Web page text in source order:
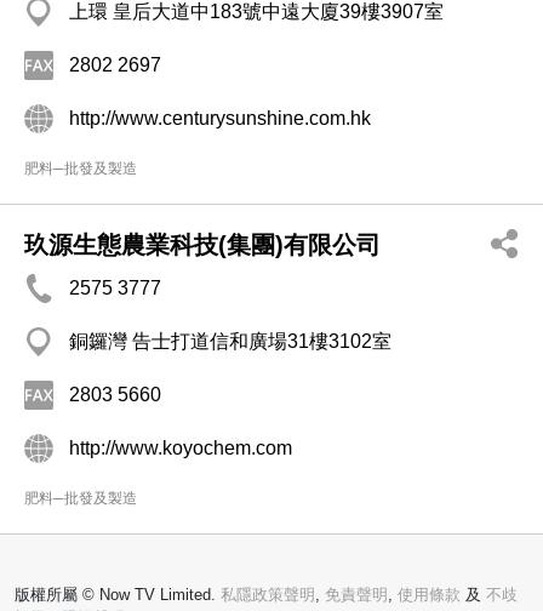
上環 皇后大道中183號中遠大廈39樓3907室
2802 2697
http://www.centurysunshine.com.hk
肥料─批發及製造
玖源生態農業科技(集團)有限公司
2575 3777
銅鑼灣 告士打道信和廣場31樓3102室
2803 5660
http://www.koyochem.com
肥料─批發及製造
版權所屬 © Now TV Limited. 私隱政策聲明 , 免責聲明 , 使用條款 及 不歧